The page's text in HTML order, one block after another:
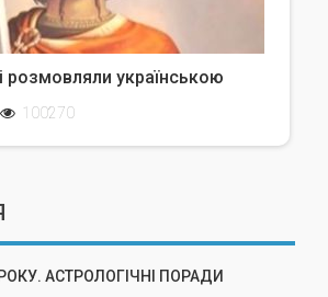
розмовляли українською
100270
АСТРОЛОГІЧНІ ПОРАДИ